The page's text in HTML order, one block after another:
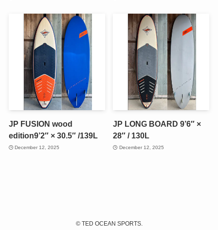
JP FUSION wood
edition9’2″ × 30.5″ /139L
December 12, 2025
JP LONG BOARD 9’6″ ×
28″ / 130L
December 12, 2025
©TED OCEAN SPORTS.